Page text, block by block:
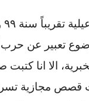
تعبير عن
الا انا كتبت
قصص مجازية